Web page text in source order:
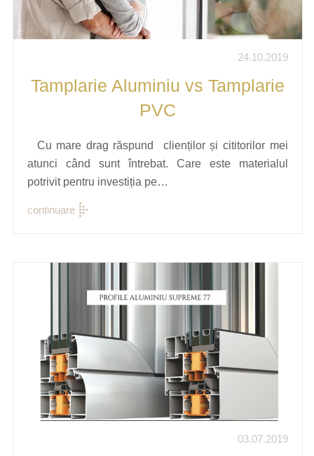
24.10.2019
Tamplarie Aluminiu vs Tamplarie
PVC
Cu mare drag răspund clienților și cititorilor mei
atunci când sunt întrebat. Care este materialul
potrivit pentru investiția pe…
continuare
03.07.2019